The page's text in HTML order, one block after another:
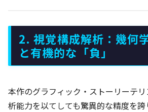
2. 視覚構成解析：幾何
と有機的な「負」
本作のグラフィック・ストーリーテ
析能力を以てしても驚異的な精度を誇